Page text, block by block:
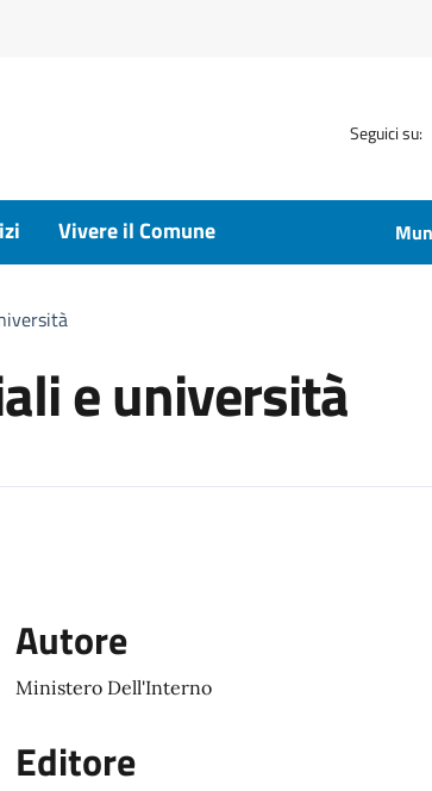
Seguici su:
Vivere il Comune
e università
Autore
Ministero Dell'Interno
Editore